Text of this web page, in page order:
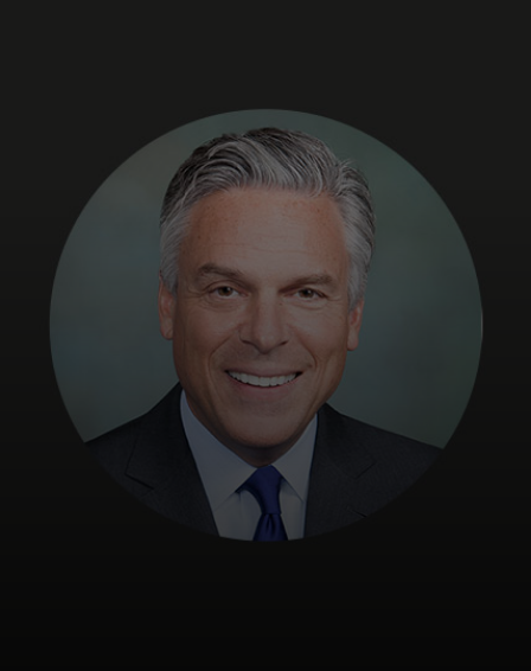
Pour l’entreprise
Pour le monde
Pour les innovateurs
Actualités et tendances